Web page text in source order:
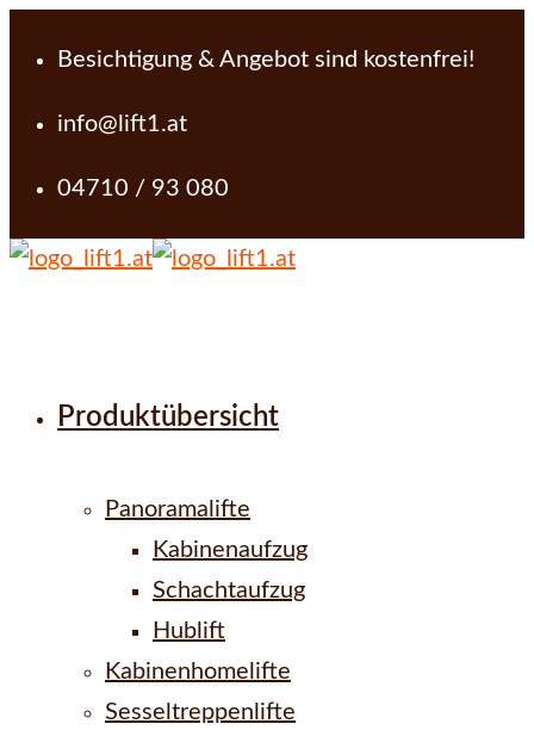
Besichtigung & Angebot sind kostenfrei!
info@lift1.at
04710 / 93 080
Produktübersicht
Panoramalifte
Kabinenaufzug
Schachtaufzug
Hublift
Kabinenhomelifte
Sesseltreppenlifte